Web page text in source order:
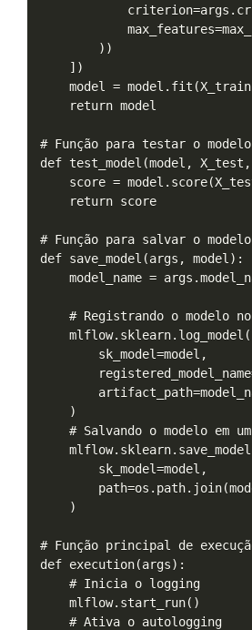
        ))
    ])
model =
    return model
# Função para testar o modelo
def test_model(model,
score =
    return score
# Função para salvar o modelo
def save_model(args, model):
model_name =
# Registrando o modelo
    mlflow.sklearn.log_model(
        sk_model=model,
    )
# Salvando o modelo em
        sk_model=model,
    )
# Função principal de
def execution(args):
    # Inicia o logging
    mlflow.start_run()
    # Ativa o autologging